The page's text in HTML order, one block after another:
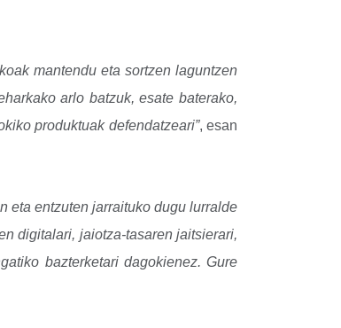
mantendu eta sortzen laguntzen
arlo batzuk, esate baterako,
produktuak defendatzeari”, esan
eta entzuten jarraituko dugu lurralde
digitalari, jaiotza-tasaren jaitsierari,
bazterketari dagokienez. Gure